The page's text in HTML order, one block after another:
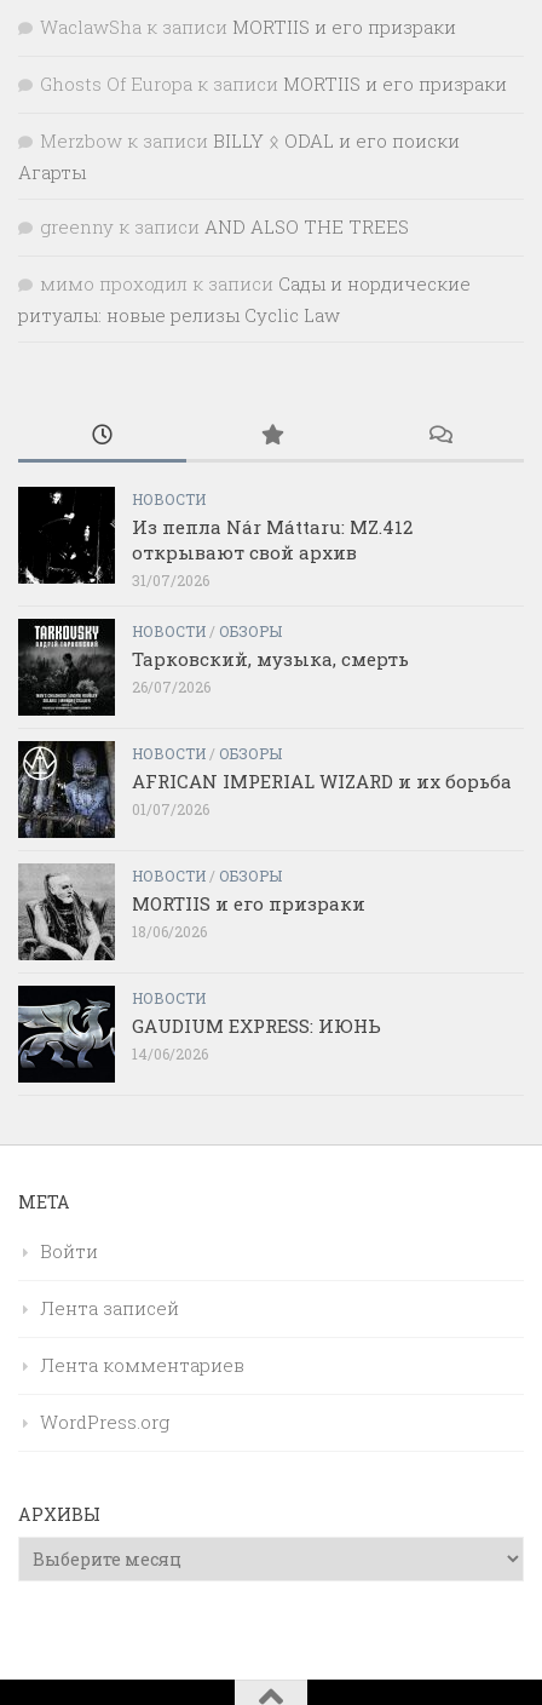
WaclawSha к записи MORTIIS и его призраки
Ghosts Of Europa к записи MORTIIS и его призраки
Merzbow к записи BILLY ᛟ ODAL и его поиски
Агарты
greenny к записи AND ALSO THE TREES
мимо проходил к записи Сады и нордические
ритуалы: новые релизы Cyclic Law
НОВОСТИ
Из пепла Nár Máttaru: MZ.412
открывают свой архив
31/07/2026
НОВОСТИ / ОБЗОРЫ
Тарковский, музыка, смерть
26/07/2026
НОВОСТИ / ОБЗОРЫ
AFRICAN IMPERIAL WIZARD и их борьба
01/07/2026
НОВОСТИ / ОБЗОРЫ
MORTIIS и его призраки
18/06/2026
НОВОСТИ
GAUDIUM EXPRESS: ИЮНЬ
14/06/2026
МЕТА
Войти
Лента записей
Лента комментариев
WordPress.org
АРХИВЫ
Архивы